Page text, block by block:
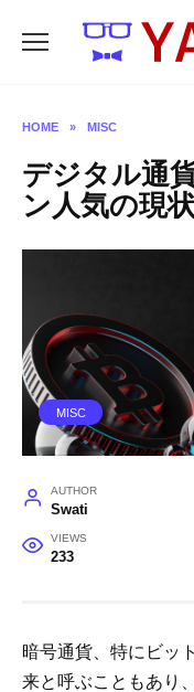
HOME » MISC
デジタル通
ン人気の現
MISC
AUTHOR
Swati
VIEWS
233
暗号通貨、特にビッ
来と呼ぶこともあり